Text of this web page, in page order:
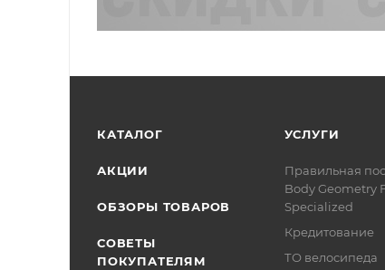
КАТАЛОГ
АКЦИИ
ОБЗОРЫ ТОВАРОВ
СОВЕТЫ
ПОКУПАТЕЛЯМ
УСЛУГИ
Правильная
Body Geometry
Specialized
Кредитование
ТО велосипеда